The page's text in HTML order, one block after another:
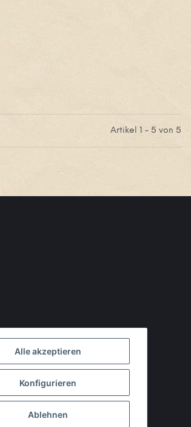
Artikel 1 - 5 von 5
Alle akzeptieren
Konfigurieren
Ablehnen